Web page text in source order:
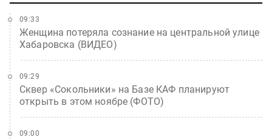
Женщина потеряла сознание на центральной улице
Хабаровска (ВИДЕО)
09:33
Сквер «Сокольники» на Базе КАФ планируют
открыть в этом ноябре (ФОТО)
09:29
09:00